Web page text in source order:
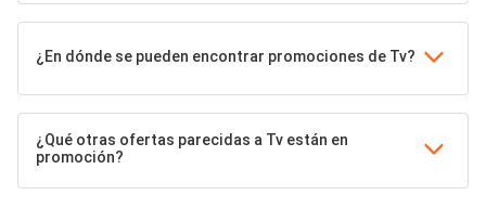
¿En dónde se pueden encontrar promociones de Tv?
¿Qué otras ofertas parecidas a Tv están en
promoción?